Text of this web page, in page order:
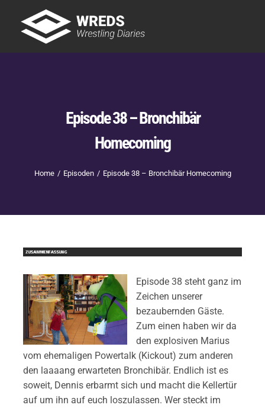
content
Episode 38 – Bronchibär
Homecoming
Home Episoden Episode 38 – Bronchibär Homecoming
Episode 38 steht ganz im
Zeichen unserer
bezaubernden Gäste.
Zum einen haben wir da
den explosiven Marius
vom ehemaligen Powertalk (Kickout) zum anderen
den laaaang erwarteten Bronchibär. Endlich ist es
soweit, Dennis erbarmt sich und macht die Kellertür
auf um ihn auf euch loszulassen. Wer steckt im